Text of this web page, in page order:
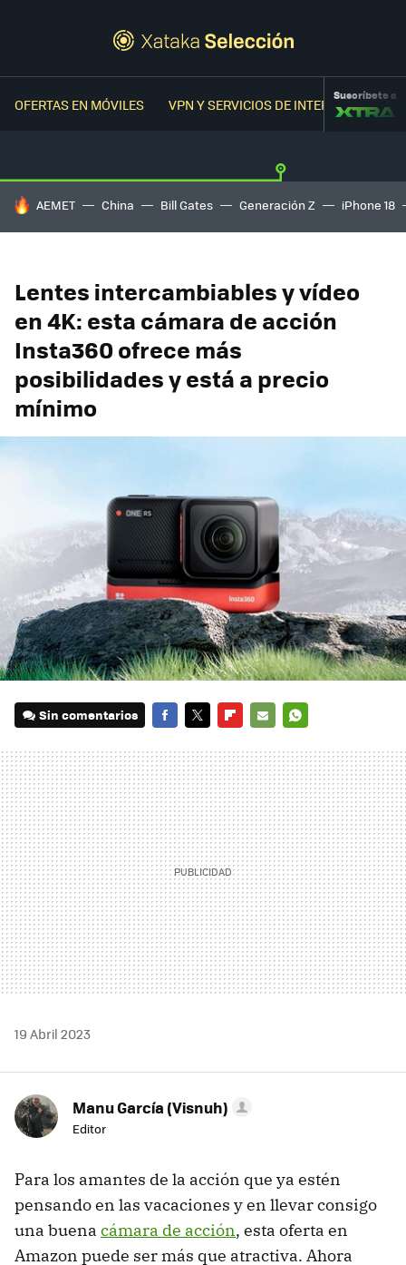
OFERTAS EN MÓVILES VPN Y SERVICIOS DE INTERNETSuscríbete a
HOY SE HABLA DE
AEMET China Bill Gates Generación Z iPhone 18
Lentes intercambiables y vídeo
en 4K: esta cámara de acción
Insta360 ofrece más
posibilidades y está a precio
mínimo
Sin comentarios
MAIL
19 Abril 2023
Manu García (Visnuh)
Editor
Para los amantes de la acción que ya estén
pensando en las vacaciones y en llevar consigo
una buena cámara de acción, esta oferta en
Amazon puede ser más que atractiva. Ahora